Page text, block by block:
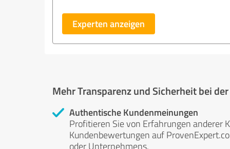
Experten anzeigen
Mehr Transparenz und Sicherheit bei
Authentische Kundenmeinungen
Profitieren Sie von Erfahrungen anderer
Kundenbewertungen auf
oder Unternehmens.